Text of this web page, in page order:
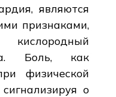
являются
признаками,
Боль, как
физической
о